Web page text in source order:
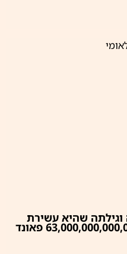
וגילתה שהיא עשירת